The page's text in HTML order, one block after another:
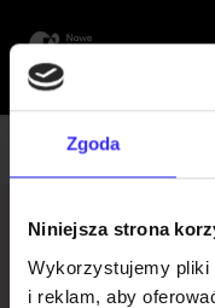
Zgoda
Niniejsza strona
Wykorzystujemy pliki
i reklam, aby
do
treści
A A A
WRÓĆ
Kategoria wiekowa
od 10 lat od 12